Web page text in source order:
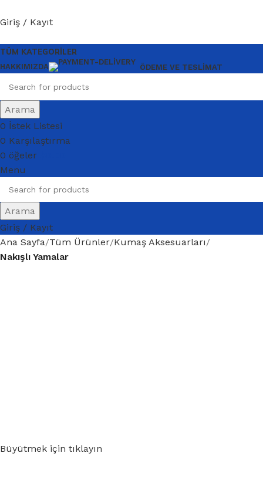
Giriş / Kayıt
TÜM KATEGORILER
HAKKIMIZDA ÖDEME VE TESLIMAT
Arama
0 İstek Listesi
0 Karşılaştırma
0 öğeler
Menu
Arama
Giriş / Kayıt
Ana Sayfa Tüm Ürünler Kumaş Aksesuarları
Nakışlı Yamalar
Büyütmek için tıklayın